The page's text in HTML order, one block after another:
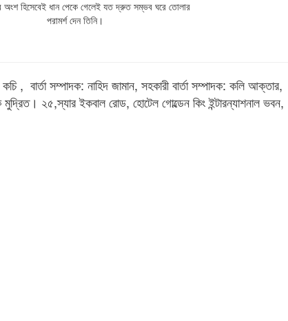
অংশ হিসেবেই ধান পেকে গেলেই যত দ্রুত সম্ভব ঘরে তোলার
পরামর্শ দেন তিনি।
, বার্তা সম্পাদক: নাহিদ জামান, সহকারী বার্তা সম্পাদক: কলি আক্তার,
২৫,স্যার ইকবাল রোড, হোটেল গোল্ডেন কিং ইন্টারন্যাশনাল ভবন,